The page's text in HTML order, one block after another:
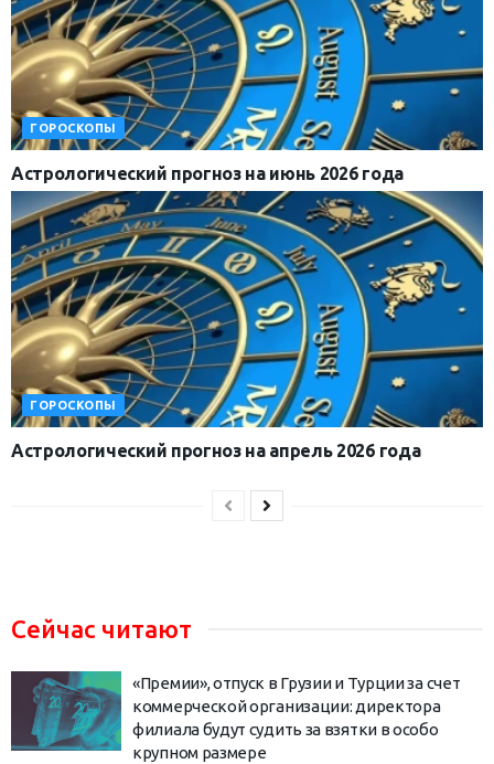
ГОРОСКОПЫ
Астрологический прогноз на июнь 2026 года
ГОРОСКОПЫ
Астрологический прогноз на апрель 2026 года
Сейчас читают
«Премии», отпуск в Грузии и Турции за счет
коммерческой организации: директора
филиала будут судить за взятки в особо
крупном размере